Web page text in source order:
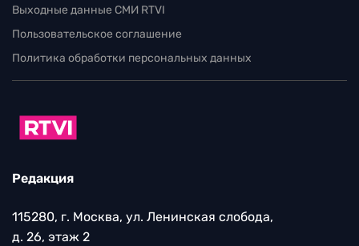
Выходные данные СМИ RTVI
Пользовательское соглашение
Политика обработки персональных данных
Редакция
115280, г. Москва, ул. Ленинская слобода,
д. 26, этаж 2